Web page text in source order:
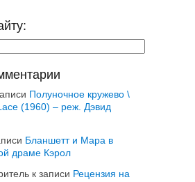
Полуночное кружево \
(1960) – реж. Дэвид
Бланшетт и Мара в
драме Кэрол
к записи Рецензия на